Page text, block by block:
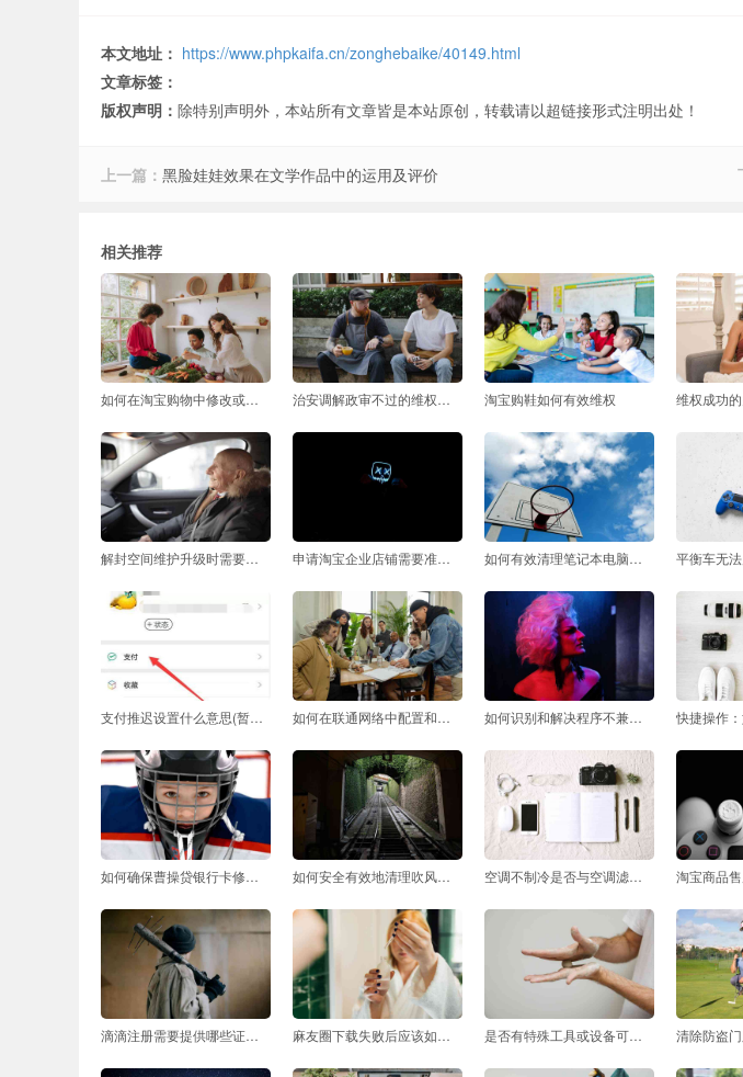
本文地址： https://www.phpkaifa.cn/zonghebaike/40149.html
文章标签：
版权声明： 除特别声明外，本站所有文章皆是本站原创，转载请以超链接形式注明出处！
上一篇： 黑脸娃娃效果在文学作品中的运用及评价
相关推荐
如何在淘宝购物中修改或更新默认地址 治安调解政审不过的维权途径和法律流程是什么 淘宝购鞋如何有效维权 维权成功
解封空间维护升级时需要注意哪些关键步骤 申请淘宝企业店铺需要准备哪些材料和信息 如何有效清理笔记本电脑的内存
支付推迟设置什么意思(暂缓支付是什么意思) 如何在联通网络中配置和管理中心号码 如何识别和解决程序不兼容的常见问题
如何确保曹操贷银行卡修改过程中信息安全 如何安全有效地清理吹风机内的头发 空调不制冷是否与空调滤网清洁有关
滴滴注册需要提供哪些证明文件 麻友圈下载失败后应该如何处理 是否有特殊工具或设备可以帮助清除地坪漆